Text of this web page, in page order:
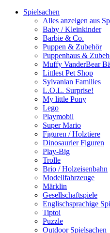
Spielsachen
Alles anzeigen aus
Baby / Kleinkinder
Barbie & Co.
Puppen & Zubehör
Puppenhaus &
Muffy VanderBear
Littlest Pet Shop
Sylvanian Families
L.O.L. Surprise!
My little Pony
Lego
Playmobil
Super Mario
Figuren / Holztiere
Dinosaurier Figuren
Play-Big
Trolle
Brio / Holzeisenbahn
Modellfahrzeuge
Märklin
Gesellschaftspiele
Englischsprachige
Tiptoi
Puzzle
Outdoor Spielsachen